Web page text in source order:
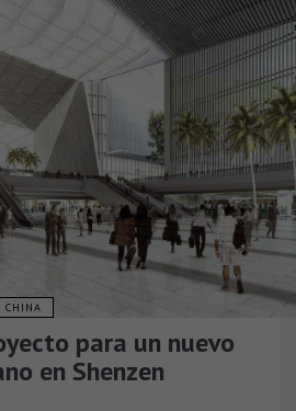
CHINA
para un nuevo
en Shenzen